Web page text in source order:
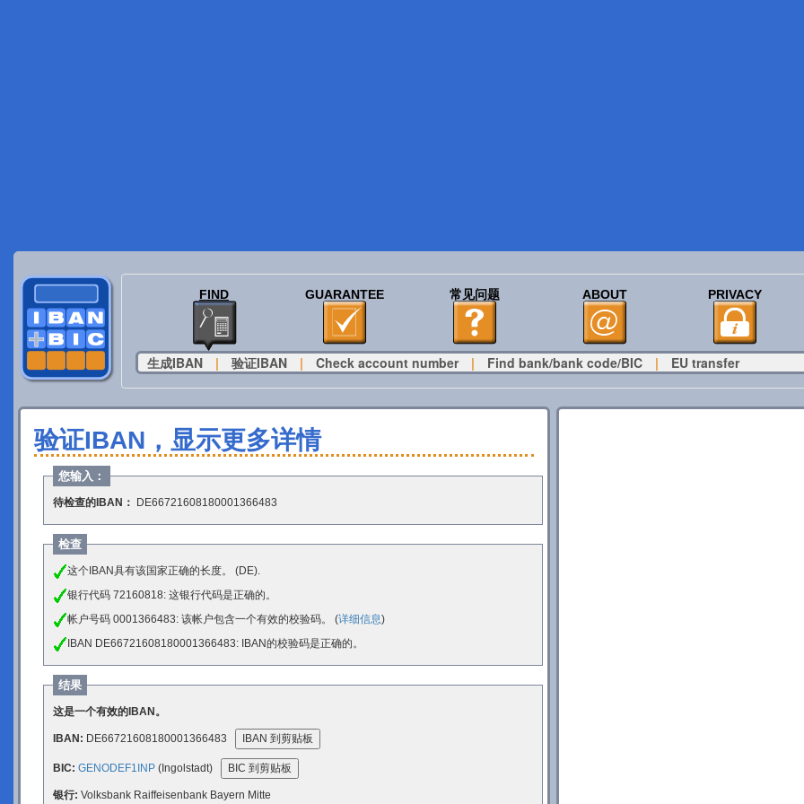
FIND GUARANTEE 常见问题 ABOUT PRIVACY
生成IBAN | 验证IBAN | Check account number | Find bank/bank code/BIC | EU transfer
验证IBAN，显示更多详情
您输入：
待检查的IBAN： DE66721608180001366483
检查
这个IBAN具有该国家正确的长度。 (DE).
银行代码 72160818: 这银行代码是正确的。
帐户号码 0001366483: 该帐户包含一个有效的校验码。 (详细信息)
IBAN DE66721608180001366483: IBAN的校验码是正确的。
结果
这是一个有效的IBAN。
IBAN: DE66721608180001366483 IBAN 到剪贴板
BIC: GENODEF1INP (Ingolstadt) BIC 到剪贴板
银行: Volksbank Raiffeisenbank Bayern Mitte